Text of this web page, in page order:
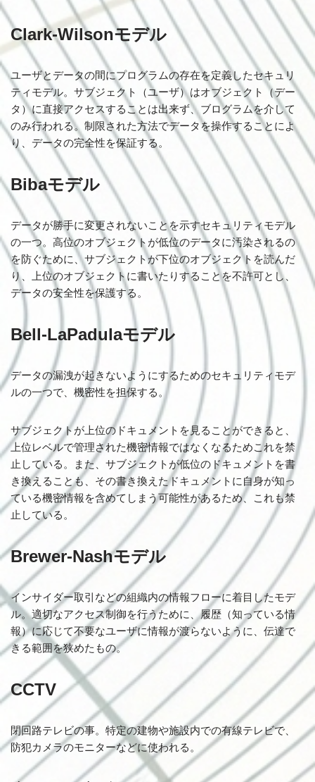
Clark-Wilsonモデル
ユーザとデータの間にプログラムの存在を定義したセキュリ
ティモデル。サブジェクト（ユーザ）はオブジェクト（デー
タ）に直接アクセスすることは出来ず、ブログラムを介して
のみ行われる。制限された方法でデータを操作することによ
り、データの完全性を保証する。
Bibaモデル
データが勝手に変更されないことを示すセキュリティモデル
の一つ。高位のオブジェクトが低位のデータに汚染されるの
を防ぐために、サブジェクトが下位のオブジェクトを読んだ
り、上位のオブジェクトに書いたりすることを不許可とし、
データの安全性を保護する。
Bell-LaPadulaモデル
データの漏洩が起きないようにするためのセキュリティモデ
ルの一つで、機密性を担保する。
サブジェクトが上位のドキュメントを見ることができると、
上位レベルで管理された機密情報ではなくなるためこれを禁
止している。また、サブジェクトが低位のドキュメントを書
き換えることも、その書き換えたドキュメントに自身が知っ
ている機密情報を含めてしまう可能性があるため、これも禁
止している。
Brewer-Nashモデル
インサイダー取引などの組織内の情報フローに着目したモデ
ル。適切なアクセス制御を行うために、履歴（知っている情
報）に応じて不要なユーザに情報が渡らないように、伝達で
きる範囲を狭めたもの。
CCTV
閉回路テレビの事。特定の建物や施設内での有線テレビで、
防犯カメラのモニターなどに使われる。